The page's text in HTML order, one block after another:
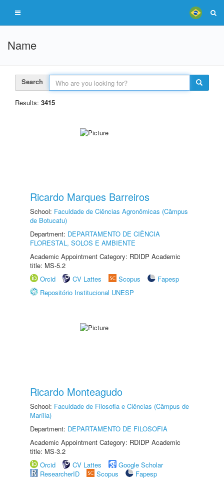
Name
Search
Results: 3415
Ricardo Marques Barreiros
School: Faculdade de Ciências Agronômicas (Câmpus
de Botucatu)
Department: DEPARTAMENTO DE CIÊNCIA
FLORESTAL, SOLOS E AMBIENTE
Academic Appointment Category: RDIDP Academic
title: MS-5.2
Orcid
CV Lattes Scopus
Fapesp
Repositório Institucional UNESP
Ricardo Monteagudo
School: Faculdade de Filosofia e Ciências (Câmpus de
Marília)
Department: DEPARTAMENTO DE FILOSOFIA
Academic Appointment Category: RDIDP Academic
title: MS-3.2
Orcid
CV Lattes
Google Scholar
ResearcherID
Scopus
Fapesp